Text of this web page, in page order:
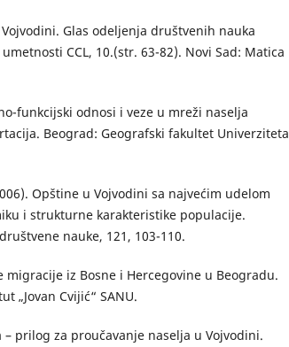
Glas odeljenja društvenih nauka
CCL, 10.(str. 63-82). Novi Sad: Matica
funkcijski odnosi i veze u mreži naselja
Beograd: Geografski fakultet Univerziteta
Opštine u Vojvodini sa najvećim udelom
i strukturne karakteristike populacije.
nauke, 121, 103-110.
migracije iz Bosne i Hercegovine u Beogradu.
„Jovan Cvijić“ SANU.
– prilog za proučavanje naselja u Vojvodini.